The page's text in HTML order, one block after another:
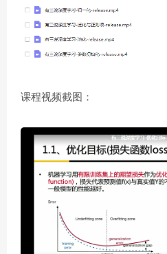
课程视频截图：